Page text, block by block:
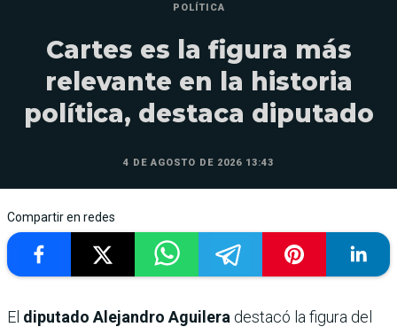
POLÍTICA
Cartes es la figura más
relevante en la historia
política, destaca diputado
4 DE AGOSTO DE 2026 13:43
Compartir en redes
El diputado Alejandro Aguilera destacó la figura del